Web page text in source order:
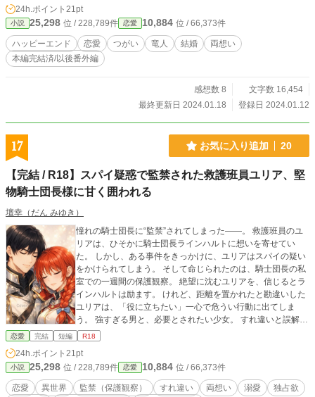
24h.ポイント 21pt
小説 25,298 位 / 228,789件 恋愛 10,884 位 / 66,373件
ハッピーエンド 恋愛 つがい 竜人 結婚
両想い
本編完結済/以後番外編
感想数 8
文字数 16,454
最終更新日 2024.01.18
登録日 2024.01.12
17 お気に入り追加 20
【完結 / R18】スパイ疑惑で監禁された救護班員ユリア、堅
物騎士団長様に甘く囲われる
壇幸（だん みゆき）
憧れの騎士団長に“監禁”されてしまった――。 救護班員のユ
リアは、ひそかに騎士団長ラインハルトに想いを寄せてい
た。 しかし、ある事件をきっかけに、ユリアはスパイの疑い
をかけられてしまう。 そして命じられたのは、騎士団長の私
室での一週間の保護観察。 絶望に沈むユリアを、信じるとラ
インハルトは励ます。 けれど、距離を置かれたと勘違いした
ユリアは、「役に立ちたい」一心で危うい行動に出てしま
う。 強すぎる男と、必要とされたい少女。 すれ違いと誤解か
ら始まる、濃密な一週間の物語。 ※R18描写を含みます。 ※
AI生成画像を使用しています（画像内に表記あり）。
恋愛 完結 短編 R18
24h.ポイント 21pt
小説 25,298 位 / 228,789件 恋愛 10,884 位 / 66,373件
恋愛 異世界 監禁（保護観察） すれ違い 両想い 溺愛
独占欲